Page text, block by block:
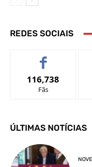
REDES SOCIAIS
116,738
Fãs
ÚLTIMAS NOTÍCIAS